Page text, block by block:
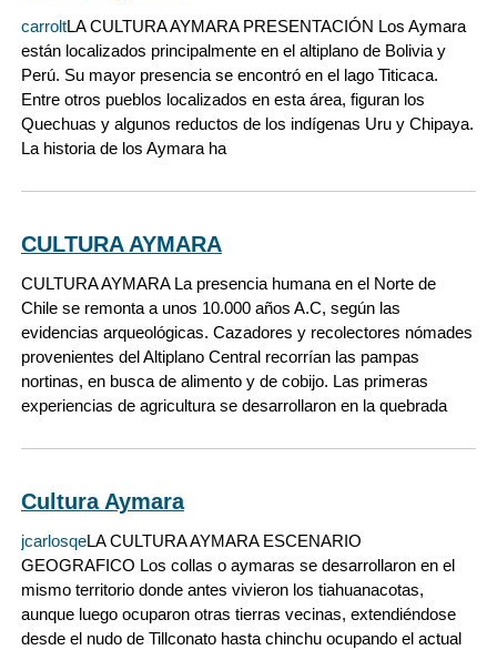
carroltLA CULTURA AYMARA PRESENTACIÓN Los Aymara
están localizados principalmente en el altiplano de Bolivia y
Perú. Su mayor presencia se encontró en el lago Titicaca.
Entre otros pueblos localizados en esta área, figuran los
Quechuas y algunos reductos de los indígenas Uru y Chipaya.
La historia de los Aymara ha
CULTURA AYMARA
CULTURA AYMARA La presencia humana en el Norte de
Chile se remonta a unos 10.000 años A.C, según las
evidencias arqueológicas. Cazadores y recolectores nómades
provenientes del Altiplano Central recorrían las pampas
nortinas, en busca de alimento y de cobijo. Las primeras
experiencias de agricultura se desarrollaron en la quebrada
Cultura Aymara
jcarlosqeLA CULTURA AYMARA ESCENARIO
GEOGRAFICO Los collas o aymaras se desarrollaron en el
mismo territorio donde antes vivieron los tiahuanacotas,
aunque luego ocuparon otras tierras vecinas, extendiéndose
desde el nudo de Tillconato hasta chinchu ocupando el actual